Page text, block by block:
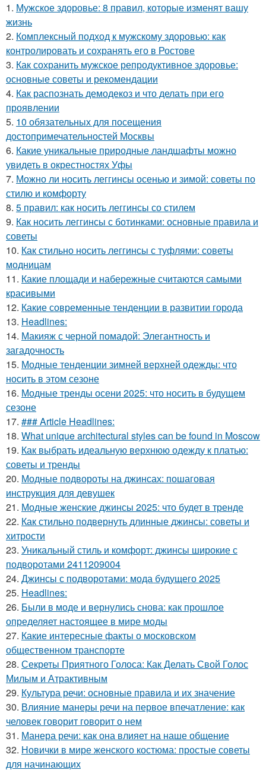
1. Мужское здоровье: 8 правил, которые изменят вашу
жизнь
2. Комплексный подход к мужскому здоровью: как
контролировать и сохранять его в Ростове
3. Как сохранить мужское репродуктивное здоровье:
основные советы и рекомендации
4. Как распознать демодекоз и что делать при его
проявлении
5. 10 обязательных для посещения
достопримечательностей Москвы
6. Какие уникальные природные ландшафты можно
увидеть в окрестностях Уфы
7. Можно ли носить леггинсы осенью и зимой: советы по
стилю и комфорту
8. 5 правил: как носить леггинсы со стилем
9. Как носить леггинсы с ботинками: основные правила и
советы
10. Как стильно носить леггинсы с туфлями: советы
модницам
11. Какие площади и набережные считаются самыми
красивыми
12. Какие современные тенденции в развитии города
13. Headlines:
14. Макияж с черной помадой: Элегантность и
загадочность
15. Модные тенденции зимней верхней одежды: что
носить в этом сезоне
16. Модные тренды осени 2025: что носить в будущем
сезоне
17. ### Article Headlines:
18. What unique architectural styles can be found in Moscow
19. Как выбрать идеальную верхнюю одежду к платью:
советы и тренды
20. Модные подвороты на джинсах: пошаговая
инструкция для девушек
21. Модные женские джинсы 2025: что будет в тренде
22. Как стильно подвернуть длинные джинсы: советы и
хитрости
23. Уникальный стиль и комфорт: джинсы широкие с
подворотами 2411209004
24. Джинсы с подворотами: мода будущего 2025
25. Headlines:
26. Были в моде и вернулись снова: как прошлое
определяет настоящее в мире моды
27. Какие интересные факты о московском
общественном транспорте
28. Секреты Приятного Голоса: Как Делать Свой Голос
Милым и Атрактивным
29. Культура речи: основные правила и их значение
30. Влияние манеры речи на первое впечатление: как
человек говорит говорит о нем
31. Манера речи: как она влияет на наше общение
32. Новички в мире женского костюма: простые советы
для начинающих